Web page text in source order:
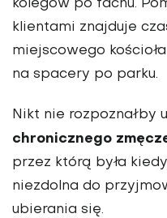
kolegów po fachu.
klientami znajduje
miejscowego
na spacery po parku.
Nikt nie rozpoznałby
chronicznego
przez którą była
niezdolna do
ubierania się.